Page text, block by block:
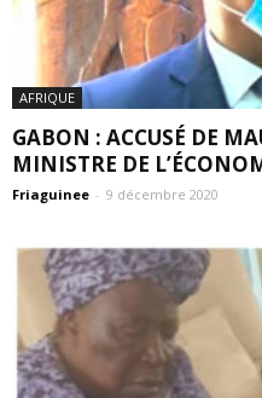
AFRIQUE
GABON : ACCUSÉ DE
MINISTRE DE
Friaguinee - 9 décembre 2020